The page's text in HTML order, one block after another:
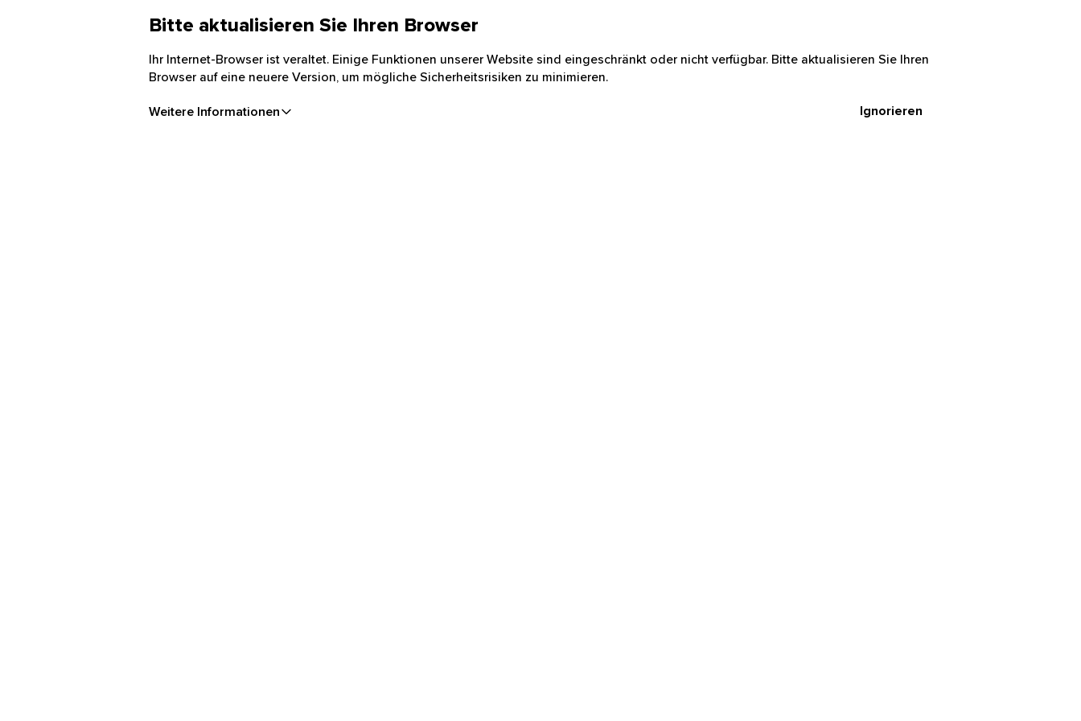
Bitte aktualisieren Sie Ihren Browser
Ihr Internet-Browser ist veraltet. Einige Funktionen unserer Website sind eingeschränkt oder nicht verfügbar. Bitte aktualisieren Sie Ihren
Browser auf eine neuere Version, um mögliche Sicherheitsrisiken zu minimieren.
Weitere Informationen Ignorieren